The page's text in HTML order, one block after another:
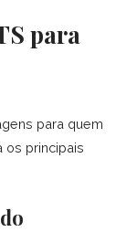
para
para quem
os principais